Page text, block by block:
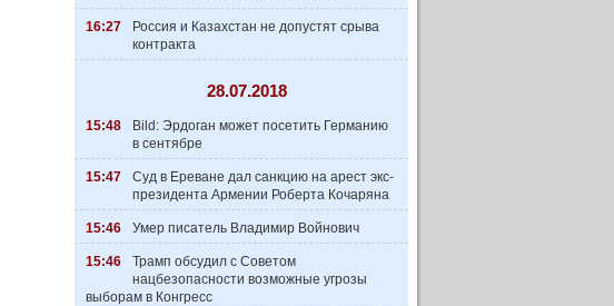
16:27
Россия и Казахстан не допустят срыва
контракта
28.07.2018
15:48
Bild: Эрдоган может посетить Германию
в сентябре
15:47
Суд в Ереване дал санкцию на арест экс-
президента Армении Роберта Кочаряна
15:46 Умер писатель Владимир Войнович
15:46
Трамп обсудил с Советом
нацбезопасности возможные угрозы
выборам в Конгресс